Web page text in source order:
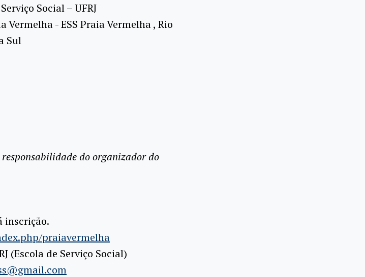
Social – UFRJ
Vermelha - ESS Praia Vermelha , Rio
Sul
do organizador do
inscrição.
praiavermelha
(Escola de Serviço Social)